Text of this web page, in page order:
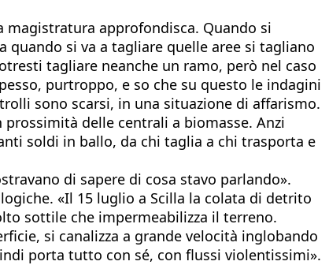
approfondisca. Quando si
quando si va a tagliare quelle aree si tagliano
tagliare neanche un ramo, però nel caso
purtroppo, e so che su questo le indagini
sono scarsi, in una situazione di affarismo.
delle centrali a biomasse. Anzi
soldi in ballo, da chi taglia a chi trasporta e
di sapere di cosa stavo parlando».
«Il 15 luglio a Scilla la colata di detrito
sottile che impermeabilizza il terreno.
si canalizza a grande velocità inglobando
porta tutto con sé, con flussi violentissimi».